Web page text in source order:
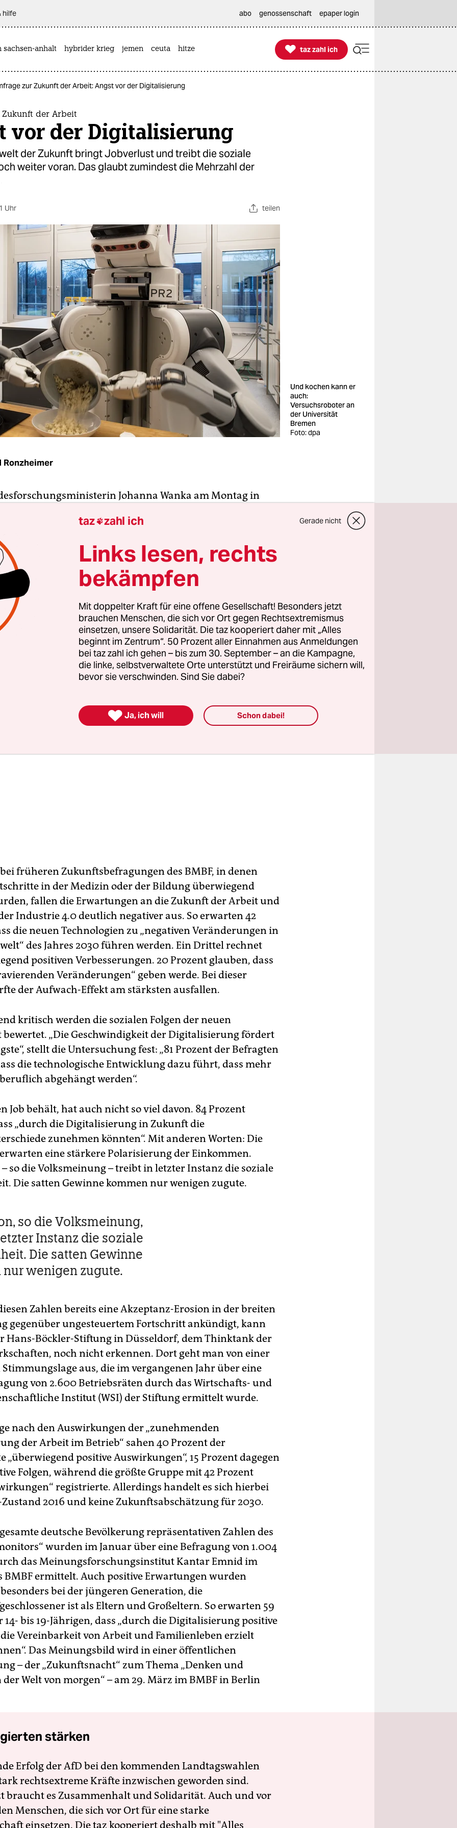
hilfe abo genossenschaft epaper login
sachsen-anhalt hybrider krieg jemen ceuta hitze 
taz zahl ich
taz zahl ich
zur Zukunft der Arbeit: Angst vor der Digitalisierung
Zukunft der Arbeit
vor der Digitalisierung
der Zukunft bringt Jobverlust und treibt die soziale
weiter voran. Das glaubt zumindest die Mehrzahl der
Uhr teilen
Und kochen kann er
auch:
Versuchsroboter an
der Universität
Bremen
Foto: dpa
Ronzheimer
Johanna Wanka am Montag in
frische Zahlen und Statistiken aus ihrem Hause im
überhaupt nicht zur dort verbreiteten Digitalisierungs-
„Zukunftsmonitor“ des Bundesministeriums für
Forschung (BMBF)
blicken viele Deutsche mit Sorge auf
im Jahre 2030: Robotik und Digitaltechniken werden
der Menschen dramatisch verändern oder sogar
60 Prozent der Befragten erwarten, dass „durch die
Jobs verloren gehen“.
früheren Zukunftsbefragungen des BMBF, in denen
in der Medizin oder der Bildung überwiegend
fallen die Erwartungen an die Zukunft der Arbeit und
Industrie 4.0 deutlich negativer aus. So erwarten 42
die neuen Technologien zu „negativen Veränderungen in
des Jahres 2030 führen werden. Ein Drittel rechnet
positiven Verbesserungen. 20 Prozent glauben, dass
Veränderungen“ geben werde. Bei dieser
der Aufwach-Effekt am stärksten ausfallen.
kritisch werden die sozialen Folgen der neuen
bewertet. „Die Geschwindigkeit der Digitalisierung fördert
stellt die Untersuchung fest: „81 Prozent der Befragten
die technologische Entwicklung dazu führt, dass mehr
abgehängt werden“.
Job behält, hat auch nicht so viel davon. 84 Prozent
„durch die Digitalisierung in Zukunft die
zunehmen könnten“. Mit anderen Worten: Die
eine stärkere Polarisierung der Einkommen.
so die Volksmeinung – treibt in letzter Instanz die soziale
Die satten Gewinne kommen nur wenigen zugute.
so die Volksmeinung,
Instanz die soziale
Die satten Gewinne
wenigen zugute.
Zahlen bereits eine Akzeptanz-Erosion in der breiten
gegen­über ungesteuertem Fortschritt ankündigt, kann
Hans-Böckler-Stiftung in Düsseldorf, dem Thinktank der
noch nicht erkennen. Dort geht man von einer
aus, die im vergangenen Jahr über eine
von 2.600 Betriebsräten durch das Wirtschafts- und
Institut (WSI) der Stiftung ermittelt wurde.
nach den Auswirkungen der „zunehmenden
der Arbeit im Betrieb“ sahen 40 Prozent der
„überwiegend positive Auswirkungen“, 15 Prozent dagegen
Folgen, während die größte Gruppe mit 42 Prozent
registrierte. Allerdings handelt es sich hierbei
2016 und keine Zukunftsabschätzung für 2030.
deutsche Bevölkerung repräsentativen Zahlen des
wurden im Januar über eine Befragung von 1.004
das Meinungsforschungsinstitut Kantar Emnid im
BMBF ermittelt. Auch positive Erwartungen wurden
bei der jüngeren Generation, die
ist als Eltern und Großeltern. So erwarten 59
14- bis 19-Jährigen, dass „durch die Digitalisierung positive
Vereinbarkeit von Arbeit und Familienleben erzielt
Das Meinungsbild wird in einer öffentlichen
– der „Zukunftsnacht“ zum Thema „Denken und
Welt von morgen“ – am 29. März im BMBF in Berlin
stärken
Erfolg der AfD bei den kommenden Landtagswahlen
rechtsextreme Kräfte inzwischen geworden sind.
braucht es Zusammenhalt und Solidarität. Auch und vor
Menschen, die sich vor Ort für eine starke
einsetzen. Die taz kooperiert deshalb mit "Alles
taz zahl ich Gerade nicht
Links lesen, rechts
bekämpfen
Mit doppelter Kraft für eine offene Gesellschaft! Besonders jetzt
brauchen Menschen, die sich vor Ort gegen Rechtsextremismus
einsetzen, unsere Solidarität. Die taz kooperiert daher mit „Alles
beginnt im Zentrum“. 50 Prozent aller Einnahmen aus Anmeldungen
bei taz zahl ich gehen – bis zum 30. September – an die Kampagne,
die linke, selbstverwaltete Orte unterstützt und Freiräume sichern will,
bevor sie verschwinden. Sind Sie dabei?
 Ja, ich will Schon dabei!